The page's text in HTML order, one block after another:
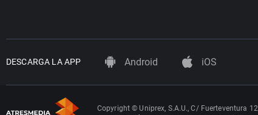
DESCARGA LA APP Android iOS
Copyright © Uniprex, S.A.U., C/ Fuerteventura 12